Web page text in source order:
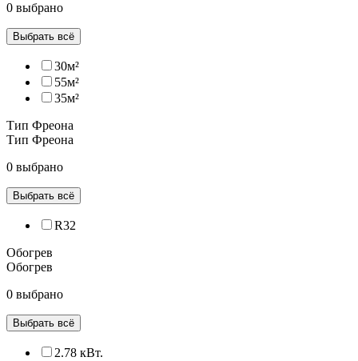
0 выбрано
Выбрать всё
30м²
55м²
35м²
Тип Фреона
Тип Фреона
0 выбрано
Выбрать всё
R32
Обогрев
Обогрев
0 выбрано
Выбрать всё
2.78 кВт.